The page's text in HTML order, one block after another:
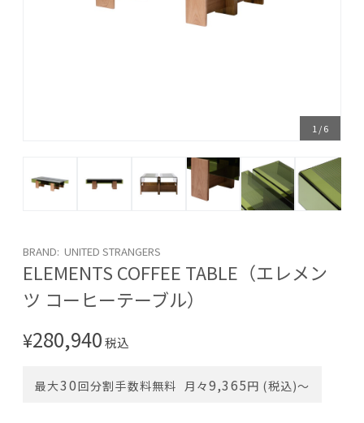
1 /6
BRAND: UNITED STRANGERS
ELEMENTS COFFEE TABLE（エレメン
ツ コーヒーテーブル）
¥280,940税込
最大30回分割手数料無料 月々9,365円 (税込)〜